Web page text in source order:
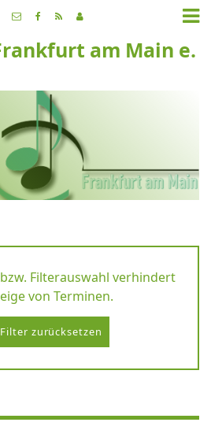
am Main e.
Filterauswahl verhindert
von Terminen.
Filter zurücksetzen